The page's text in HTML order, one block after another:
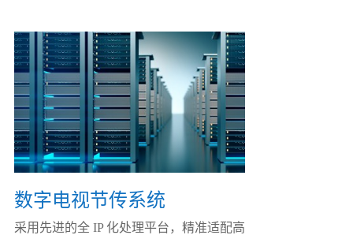
数字电视节传系统
采用先进的全 IP 化处理平台，精准适配高